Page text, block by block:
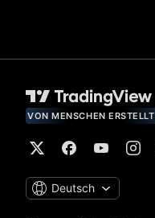
VON MENSCHEN ERSTELLT
Deutsch